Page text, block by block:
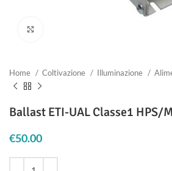
Home Coltivazione Illuminazione
Ballast ETI-UAL Classe1 HPS/
€50.00